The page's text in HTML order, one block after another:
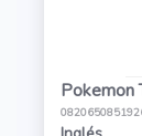
Pokemon